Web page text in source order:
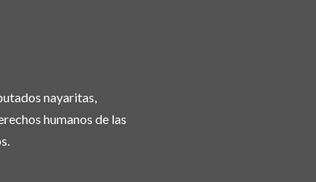
nayaritas,
humanos de las